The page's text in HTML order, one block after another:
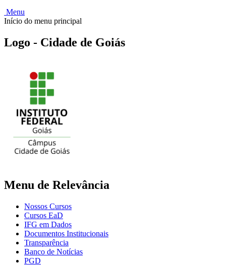
Menu
Início do menu principal
Logo - Cidade de Goiás
Menu de Relevância
Nossos Cursos
Cursos EaD
IFG em Dados
Documentos Institucionais
Transparência
Banco de Notícias
PGD